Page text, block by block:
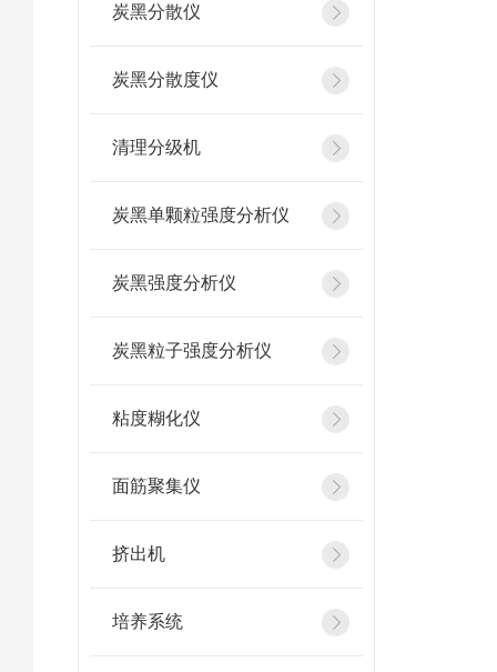
炭黑分散仪
炭黑分散度仪
清理分级机
炭黑单颗粒强度分析仪
炭黑强度分析仪
炭黑粒子强度分析仪
粘度糊化仪
面筋聚集仪
挤出机
培养系统